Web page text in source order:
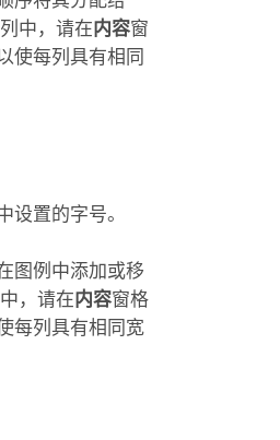
中，请在内容窗
使每列具有相同
置的字号。
图例中添加或移
，请在内容窗格
每列具有相同宽